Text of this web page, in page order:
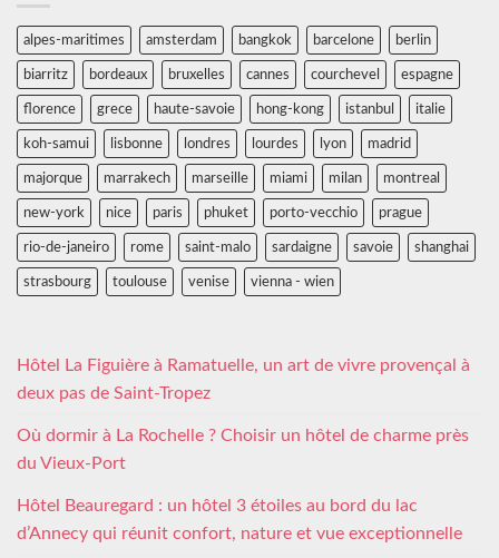
alpes-maritimes amsterdam bangkok barcelone berlin
biarritz bordeaux bruxelles cannes courchevel espagne
florence grece haute-savoie hong-kong istanbul italie
koh-samui lisbonne londres lourdes lyon madrid
majorque marrakech marseille miami milan montreal
new-york nice paris phuket porto-vecchio prague
rio-de-janeiro rome saint-malo sardaigne savoie shanghai
strasbourg toulouse venise vienna - wien
Hôtel La Figuière à Ramatuelle, un art de vivre provençal à
deux pas de Saint-Tropez
Où dormir à La Rochelle ? Choisir un hôtel de charme près
du Vieux-Port
Hôtel Beauregard : un hôtel 3 étoiles au bord du lac
d’Annecy qui réunit confort, nature et vue exceptionnelle